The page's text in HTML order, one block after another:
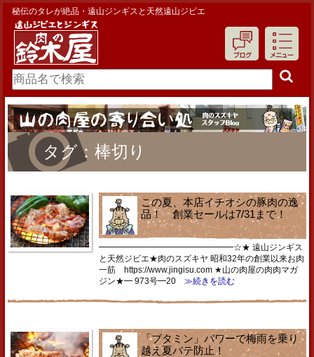
秘伝のタレが絶品・遠山ジンギスと天然遠山ジビエ
タグ：棒切り
この夏、本店イチオシの豚肉の逸
品！ 創業セールは7/31まで！
━━━━━━━━━━━━━━━━☆★ 遠山ジンギス
と天然ジビエ★肉のスズキヤ 昭和32年の創業以来お肉
一筋 https://www.jingisu.com ★山の肉屋の肉肉マガ
ジン★━ 973号━20 ≫続きを読む
「ブタミン」パワーで梅雨を乗り
越え夏バテ防止！